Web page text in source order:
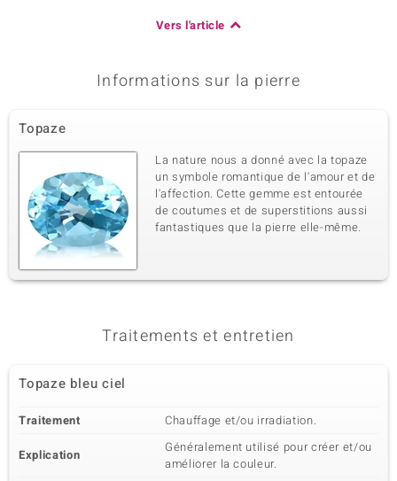
Vers l'article
Informations sur la pierre
Topaze
La nature nous a donné avec la topaze
un symbole romantique de l'amour et de
l'affection. Cette gemme est entourée
de coutumes et de superstitions aussi
fantastiques que la pierre elle-même.
Traitements et entretien
Topaze bleu ciel
Traitement Chauffage et/ou irradiation.
Explication
Généralement utilisé pour créer et/ou
améliorer la couleur.